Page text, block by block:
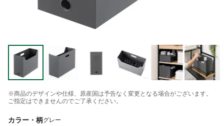
※商品のデザインや仕様、原産国は予告なく変更となる場合がございます。
ご指定はできませんのでご了承ください。
カラー・柄グレー